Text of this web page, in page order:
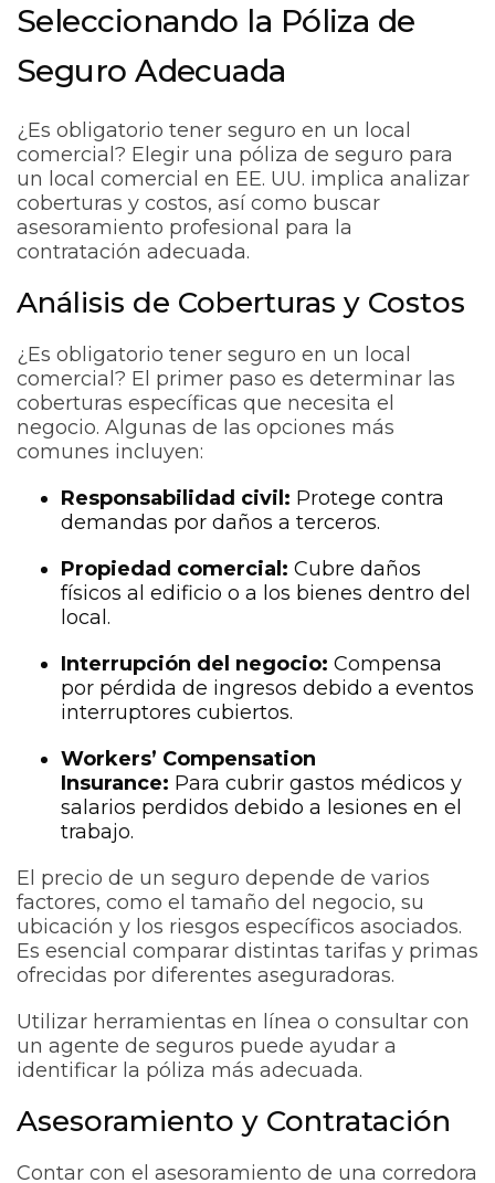
Seleccionando la Póliza de
Seguro Adecuada
¿Es obligatorio tener seguro en un local
comercial? Elegir una póliza de seguro para
un local comercial en EE. UU. implica analizar
coberturas y costos, así como buscar
asesoramiento profesional para la
contratación adecuada.
Análisis de Coberturas y Costos
¿Es obligatorio tener seguro en un local
comercial? El primer paso es determinar las
coberturas específicas que necesita el
negocio. Algunas de las opciones más
comunes incluyen:
Responsabilidad civil: Protege contra
demandas por daños a terceros.
Propiedad comercial: Cubre daños
físicos al edificio o a los bienes dentro del
local.
Interrupción del negocio: Compensa
por pérdida de ingresos debido a eventos
interruptores cubiertos.
Workers’ Compensation
Insurance: Para cubrir gastos médicos y
salarios perdidos debido a lesiones en el
trabajo.
El precio de un seguro depende de varios
factores, como el tamaño del negocio, su
ubicación y los riesgos específicos asociados.
Es esencial comparar distintas tarifas y primas
ofrecidas por diferentes aseguradoras.
Utilizar herramientas en línea o consultar con
un agente de seguros puede ayudar a
identificar la póliza más adecuada.
Asesoramiento y Contratación
Contar con el asesoramiento de una corredora